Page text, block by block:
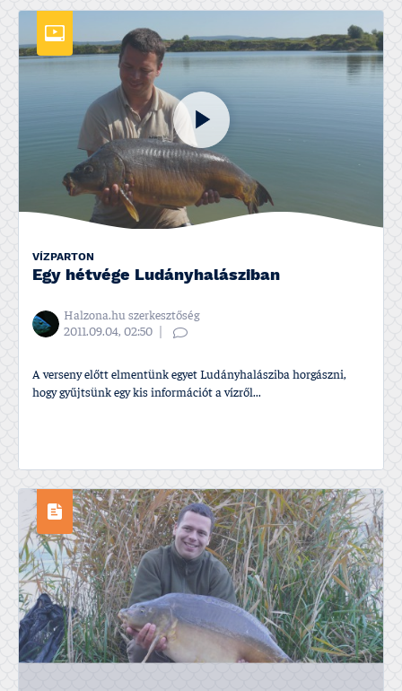
VÍZPARTON
Egy hétvége Ludányhalásziban
Halzona.hu szerkesztőség
2011.09.04, 02:50
A verseny előtt elmentünk egyet Ludányhalásziba horgászni,
hogy gyűjtsünk egy kis információt a ví­zről...